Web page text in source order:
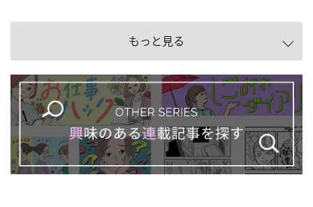
もっと見る